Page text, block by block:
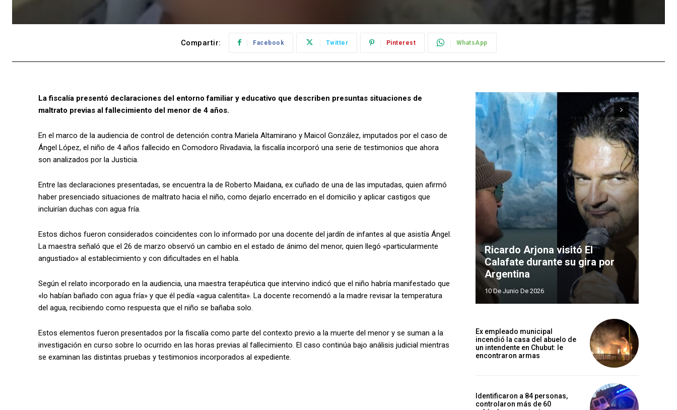
Compartir: Facebook Twitter Pinterest WhatsApp
La fiscalía presentó declaraciones del entorno familiar y educativo que describen presuntas situaciones de
maltrato previas al fallecimiento del menor de 4 años.
En el marco de la audiencia de control de detención contra Mariela Altamirano y Maicol González, imputados por el caso de
Ángel López, el niño de 4 años fallecido en Comodoro Rivadavia, la fiscalía incorporó una serie de testimonios que ahora
son analizados por la Justicia.
Entre las declaraciones presentadas, se encuentra la de Roberto Maidana, ex cuñado de una de las imputadas, quien afirmó
haber presenciado situaciones de maltrato hacia el niño, como dejarlo encerrado en el domicilio y aplicar castigos que
incluirían duchas con agua fría.
Estos dichos fueron considerados coincidentes con lo informado por una docente del jardín de infantes al que asistía Ángel.
La maestra señaló que el 26 de marzo observó un cambio en el estado de ánimo del menor, quien llegó «particularmente
angustiado» al establecimiento y con dificultades en el habla.
Según el relato incorporado en la audiencia, una maestra terapéutica que intervino indicó que el niño habría manifestado que
«lo habían bañado con agua fría» y que él pedía «agua calentita». La docente recomendó a la madre revisar la temperatura
del agua, recibiendo como respuesta que el niño se bañaba solo.
Estos elementos fueron presentados por la fiscalía como parte del contexto previo a la muerte del menor y se suman a la
investigación en curso sobre lo ocurrido en las horas previas al fallecimiento. El caso continúa bajo análisis judicial mientras
se examinan las distintas pruebas y testimonios incorporados al expediente.
Ricardo Arjona visitó El
Calafate durante su gira por
Argentina
10 De Junio De 2026
Ex empleado municipal
incendió la casa del abuelo de
un intendente en Chubut: le
encontraron armas
Identificaron a 84 personas,
controlaron más de 60